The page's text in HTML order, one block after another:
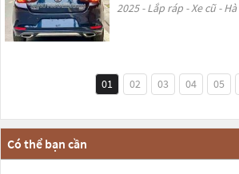
2025 - Lắp ráp - Xe cũ -
01 02 03 04 05
Có thể bạn cần